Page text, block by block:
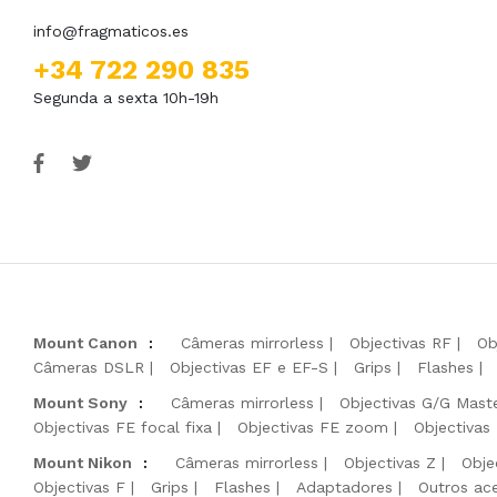
info@fragmaticos.es
+34 722 290 835
Segunda a sexta 10h-19h
Mount Canon : Câmeras mirrorless Objectivas RF
Câmeras DSLR
Objectivas EF e EF-S Grips Flashes
Mount Sony
: Câmeras mirrorless Objectivas G/G
Objectivas FE focal fixa
Objectivas FE zoom Objectivas
Mount Nikon
: Câmeras mirrorless Objectivas Z
Objectivas F
Grips Flashes Adaptadores Outros